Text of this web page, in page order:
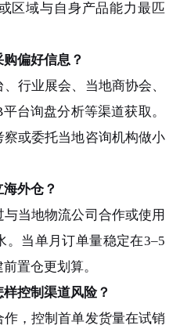
区域与自身产品能力最匹
偏好信息？
业展会、当地商协会、
台询盘分析等渠道获取。
或委托当地咨询机构做小
外仓？
当地物流公司合作或使用
。当单月订单量稳定在3–5
置仓更划算。
控制渠道风险？
，控制首单发货量在试销